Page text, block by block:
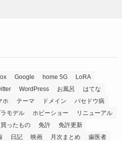
Google home 5G
LoRA
WordPress お風呂
はてな
ホ テーマ ドメイン
バセドウ病
モデル ホビーショー
リニューアル
ったもの 免許
免許更新
日記 映画 月次まとめ
歯医者